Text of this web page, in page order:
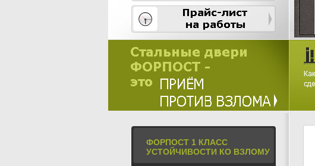
ФОРПОСТ 1 КЛАСС
УСТОЙЧИВОСТИ КО ВЗЛОМУ